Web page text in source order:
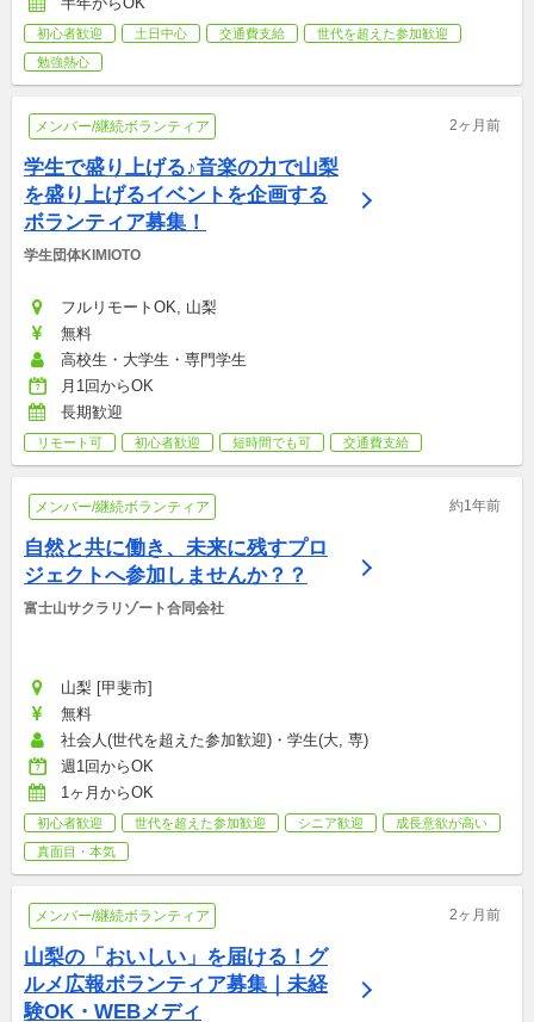
初心者歓迎 土日中心 交通費支給
世代を超えた参加歓迎
勉強熱心
メンバー/継続ボランティア 2ヶ月前
学生で盛り上げる♪音楽の力で山梨
を盛り上げるイベントを企画する
ボランティア募集！
学生団体KIMIOTO
フルリモートOK, 山梨
無料
高校生・大学生・専門学生
月1回からOK
長期歓迎
リモート可 初心者歓迎 短時間でも可 交通費支給
メンバー/継続ボランティア 約1年前
自然と共に働き、未来に残すプロ
ジェクトへ参加しませんか？？
富士山サクラリゾート合同会社
山梨 [甲斐市]
無料
社会人(世代を超えた参加歓迎)・学生(大, 専)
週1回からOK
1ヶ月からOK
初心者歓迎 世代を超えた参加歓迎 シニア歓迎
成長意欲が高い
真面目・本気
メンバー/継続ボランティア 2ヶ月前
山梨の「おいしい」を届ける！グ
ルメ広報ボランティア募集｜未経
験OK・WEBメディ